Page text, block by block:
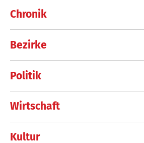
Chronik
Bezirke
Politik
Wirtschaft
Kultur